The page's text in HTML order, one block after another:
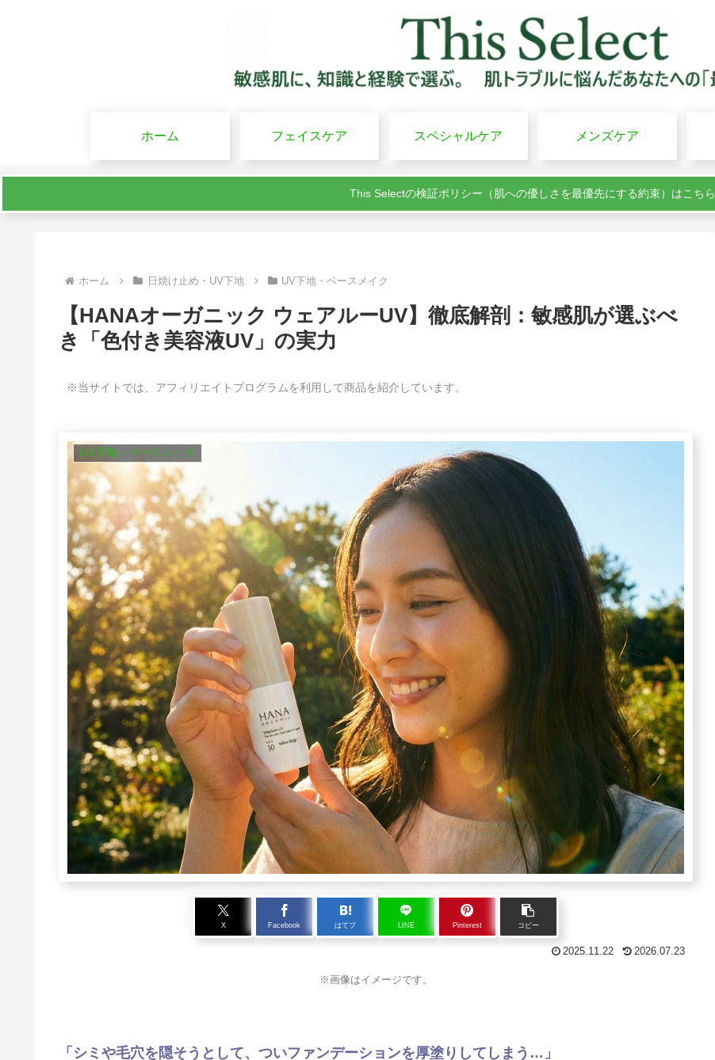
ホーム フェイスケア スペシャルケア メンズケア
This Selectの検証ポリシー（肌への優しさを最優先にする約束）はこちら
ホーム 日焼け止め・UV下地 UV下地・ベースメイク
【HANAオーガニック ウェアルーUV】徹底解剖：敏感肌が選ぶべ
き「色付き美容液UV」の実力
※当サイトでは、アフィリエイトプログラムを利用して商品を紹介しています。
UV下地・ベースメイク
X Facebook はてブ LINE Pinterest コピー
2025.11.22 2026.07.23
※画像はイメージです。
「シミや毛穴を隠そうとして、ついファンデーションを厚塗りしてしまう…」